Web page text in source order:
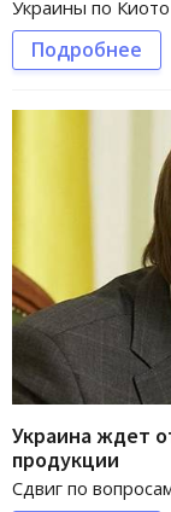
Украины по Киото
Подробнее
Украина ждет
продукции
Сдвиг по